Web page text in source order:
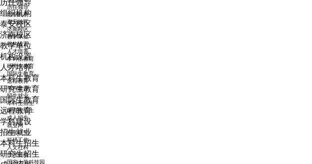
大学章程
历史沿革
学校文化
现任领导
历任领导
组织机构
泰安校区
济南校区
教学单位
机构设置
人才培养
本科生教育
研究生教育
国际生教育
远程教育
历任领导
组织机构
泰安校区
济南校区
教学单位
机构设置
人才培养
本科生教育
研究生教育
国际生教育
远程教育
学科建设
招生就业
本科生招生
研究生招生